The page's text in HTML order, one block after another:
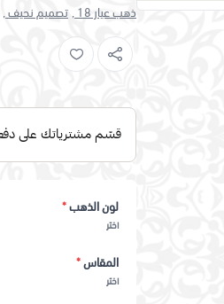
ذهب عيار 18 ,
تصميم نحيف ,
لون الذهب*
اختر
المقاس*
اختر